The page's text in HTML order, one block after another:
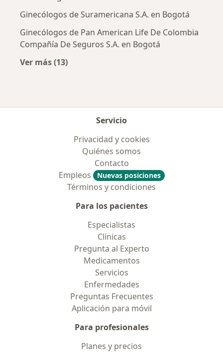
Ginecólogos de Suramericana S.A. en Bogotá
Ginecólogos de Pan American Life De Colombia
Compañía De Seguros S.A. en Bogotá
Ver más (13)
Servicio
Privacidad y cookies
Quiénes somos
Contacto
Empleos
Nuevas posiciones
Términos y condiciones
Para los pacientes
Especialistas
Clínicas
Pregunta al Experto
Medicamentos
Servicios
Enfermedades
Preguntas Frecuentes
Aplicación para móvil
Para profesionales
Planes y precios